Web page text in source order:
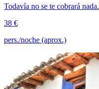
Todavía no se te cobrará nada.
38 €
pers./noche (aprox.)